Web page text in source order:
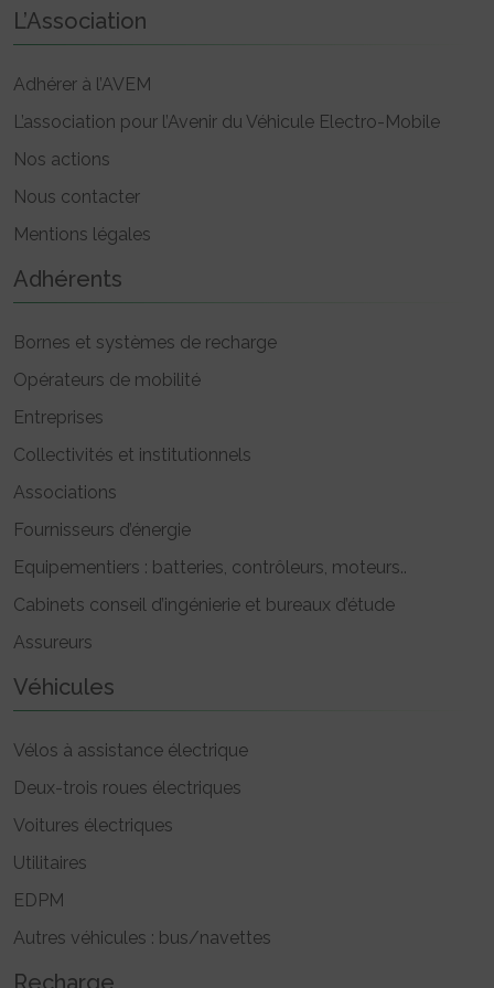
L’Association
Adhérer à l’AVEM
L’association pour l’Avenir du Véhicule Electro-Mobile
Nos actions
Nous contacter
Mentions légales
Adhérents
Bornes et systèmes de recharge
Opérateurs de mobilité
Entreprises
Collectivités et institutionnels
Associations
Fournisseurs d’énergie
Equipementiers : batteries, contrôleurs, moteurs..
Cabinets conseil d’ingénierie et bureaux d’étude
Assureurs
Véhicules
Vélos à assistance électrique
Deux-trois roues électriques
Voitures électriques
Utilitaires
EDPM
Autres véhicules : bus/navettes
Recharge